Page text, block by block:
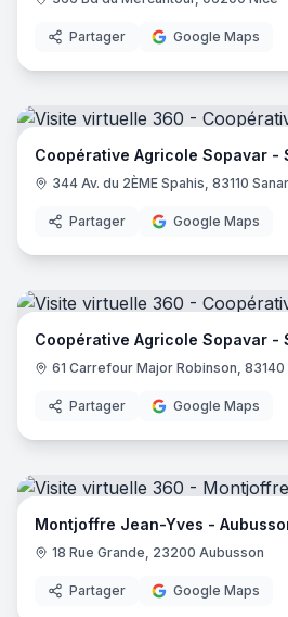
Partager Google Maps
Coopérative Agricole Sopavar -
344 Av. du 2ÈME Spahis, 83110
Partager Google Maps
Coopérative Agricole Sopavar -
61 Carrefour Major Robinson,
Partager Google Maps
Montjoffre Jean-Yves -
18 Rue Grande, 23200 Aubusson
Partager Google Maps